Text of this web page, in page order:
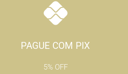
PAGUE COM PIX
5% OFF